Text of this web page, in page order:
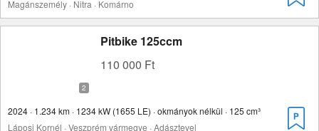
Magánszemély · Nitra · Komárno
Pitbike 125ccm
110 000 Ft
2024 · 1.234 km · 1234 kW (1655 LE) · okmányok nélkül · 125 cm³
Láposi Kornél · Veszprém vármegye · Adásztevel